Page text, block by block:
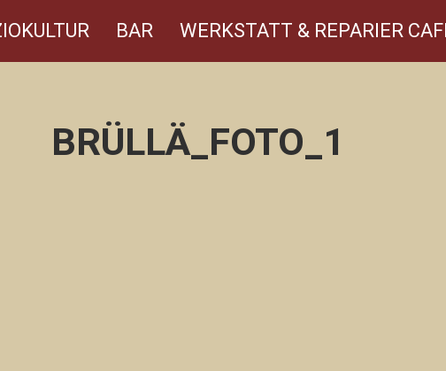
BAR WERKSTATT & REPARIER
BRÜLLÄ_FOTO_1